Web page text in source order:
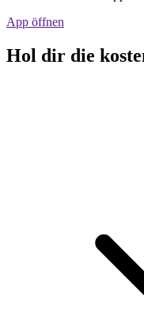
App öffnen
Hol dir die